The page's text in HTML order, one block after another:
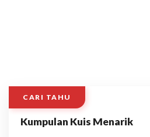
CARI TAHU
Kumpulan Kuis Menarik